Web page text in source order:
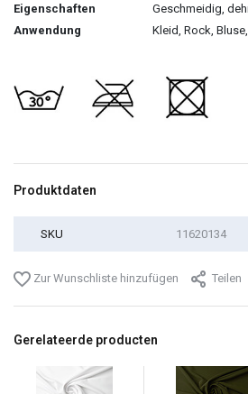
Eigenschaften
Geschmeidig,
Anwendung
Kleid, Rock,
Produktdaten
SKU 11620134
Zur Wunschliste hinzufügen Teilen
Gerelateerde producten